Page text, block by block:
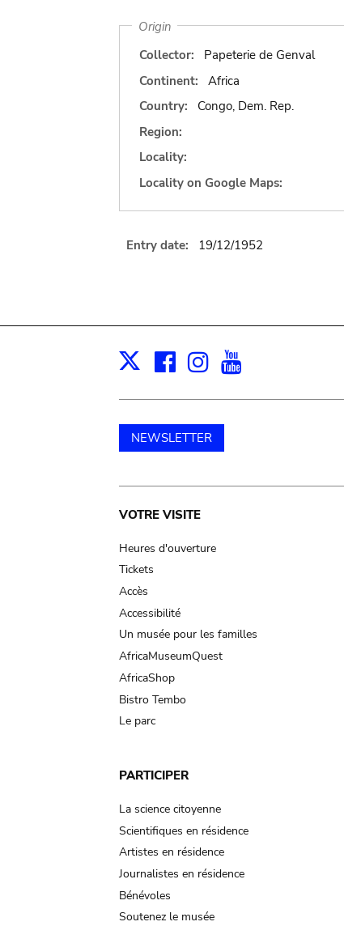
Origin
Collector:
Papeterie de Genval
Continent:
Africa
Country:
Congo, Dem. Rep.
Region:
Locality:
Locality on Google Maps:
Entry date: 19/12/1952
X Facebook
Instagram
NEWSLETTER
Main
navigation
VOTRE VISITE
Heures d'ouverture
Tickets
Accès
Accessibilité
Un musée pour les familles
AfricaMuseumQuest
AfricaShop
Bistro Tembo
Le parc
PARTICIPER
La science citoyenne
Scientifiques en résidence
Artistes en résidence
Journalistes en résidence
Bénévoles
Soutenez le musée